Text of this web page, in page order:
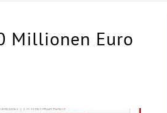
Millionen Euro